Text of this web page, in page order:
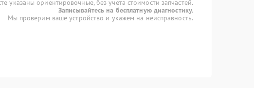
указаны ориентировочные, без учета стоимости запчастей.
Записывайтесь на бесплатную диагностику.
Мы проверим ваше устройство и укажем на неисправность.